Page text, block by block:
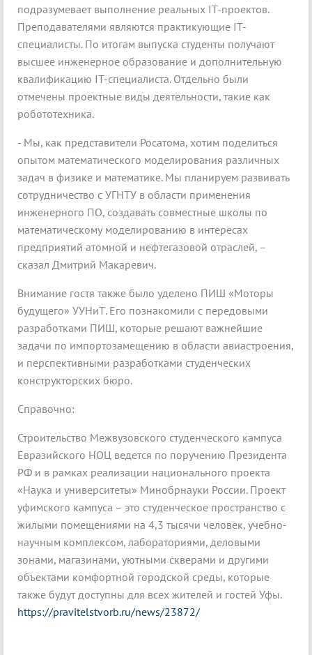
подразумевает выполнение реальных IT-проектов.
Преподавателями являются практикующие IT-
специалисты. По итогам выпуска студенты получают
высшее инженерное образование и дополнительную
квалификацию IT-специалиста. Отдельно были
отмечены проектные виды деятельности, такие как
робототехника.
- Мы, как представители Росатома, хотим поделиться
опытом математического моделирования различных
задач в физике и математике. Мы планируем развивать
сотрудничество с УГНТУ в области применения
инженерного ПО, создавать совместные школы по
математическому моделированию в интересах
предприятий атомной и нефтегазовой отраслей, –
сказал Дмитрий Макаревич.
Внимание гостя также было уделено ПИШ «Моторы
будущего» УУНиТ. Его познакомили с передовыми
разработками ПИШ, которые решают важнейшие
задачи по импортозамещению в области авиастроения,
и перспективными разработками студенческих
конструкторских бюро.
Справочно:
Строительство Межвузовского студенческого кампуса
Евразийского НОЦ ведется по поручению Президента
РФ и в рамках реализации национального проекта
«Наука и университеты» Минобрнауки России. Проект
уфимского кампуса – это студенческое пространство с
жилыми помещениями на 4,3 тысячи человек, учебно-
научным комплексом, лабораториями, деловыми
зонами, магазинами, уютными скверами и другими
объектами комфортной городской среды, которые
также будут доступны для всех жителей и гостей Уфы.
https://pravitelstvorb.ru/news/23872/